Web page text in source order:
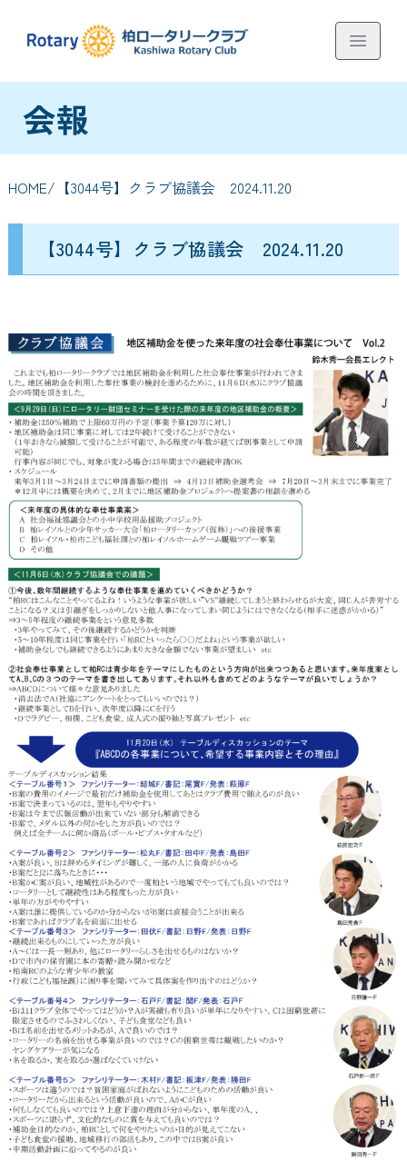
会報
HOME/【3044号】クラブ協議会 2024.11.20
【3044号】クラブ協議会 2024.11.20